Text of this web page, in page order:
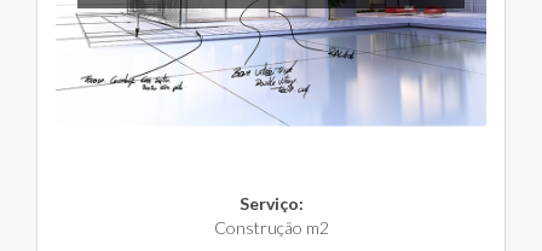
Serviço:
Construção m2